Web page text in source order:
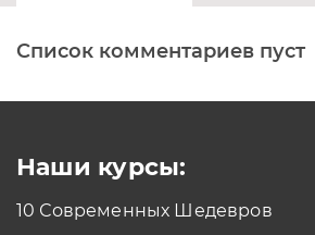
Печатная клавиатура
Список комментариев пуст
Наши курсы:
10 Современных Шедевров